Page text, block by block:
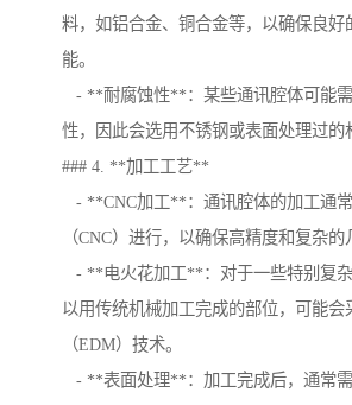
料，如铝合金、铜合金等，以确保良好
能。
- **耐腐蚀性**：某些通讯腔体可能
性，因此会选用不锈钢或表面处理过的
### 4. **加工工艺**
- **CNC加工**：通讯腔体的加工通
（CNC）进行，以确保高精度和复杂的
- **电火花加工**：对于一些特别复
以用传统机械加工完成的部位，可能会
（EDM）技术。
- **表面处理**：加工完成后，通常